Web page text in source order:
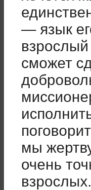
— язык
взрослый
сможет
мы
очень
взрослых.